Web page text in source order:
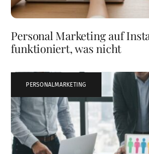
Personal Marketing auf
funktioniert, was nicht
PERSONALMARKETING